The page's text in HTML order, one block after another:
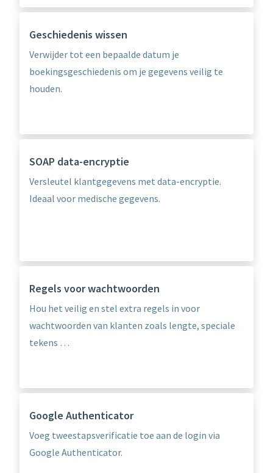
Geschiedenis wissen
Verwijder tot een bepaalde datum je
boekingsgeschiedenis om je gegevens veilig te
houden.
SOAP data-encryptie
Versleutel klantgegevens met data-encryptie.
Ideaal voor medische gegevens.
Regels voor wachtwoorden
Hou het veilig en stel extra regels in voor
wachtwoorden van klanten zoals lengte, speciale
tekens …
Google Authenticator
Voeg tweestapsverificatie toe aan de login via
Google Authenticator.